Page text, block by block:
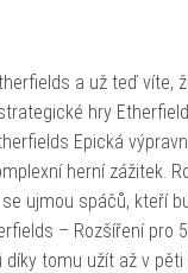
a už teď víte,
hry
Epická
herní zážitek.
ujmou spáčů, kteří
– Rozšíření
díky tomu užít až v